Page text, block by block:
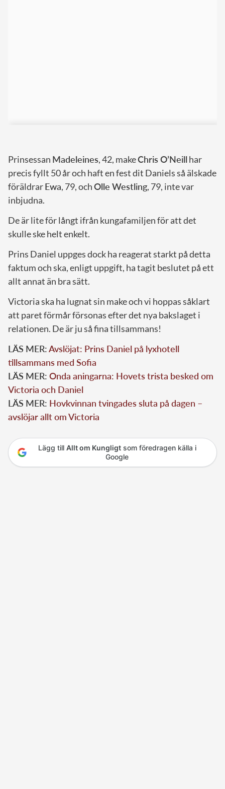
Prinsessan Madeleines, 42, makeChris O’Neillhar
precis fyllt 50 år och haft en fest dit Daniels så älskade
föräldrarEwa, 79, ochOlle Westling, 79, inte var
inbjudna.
De är lite för långt ifrån kungafamiljen för att det
skulle ske helt enkelt.
Prins Daniel uppges dock ha reagerat starkt på detta
faktum och ska, enligt uppgift, ha tagit beslutet på ett
allt annat än bra sätt.
Victoria ska ha lugnat sin make och vi hoppas såklart
att paret förmår försonas efter det nya bakslaget i
relationen. De är ju så fina tillsammans!
LÄS MER:Avslöjat: Prins Daniel på lyxhotell
tillsammans med Sofia
LÄS MER: Onda aningarna: Hovets trista besked om
Victoria och Daniel
LÄS MER: Hovkvinnan tvingades sluta på dagen –
avslöjar allt om Victoria
Lägg till Allt om Kungligtsom föredragen källa i
Google